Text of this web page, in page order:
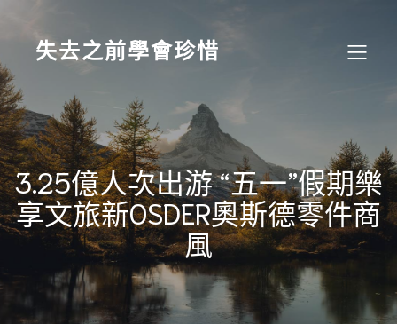
content
失去之前學會珍惜
3.25億人次出游 “五一”假期樂
享文旅新OSDER奧斯德零件商
風